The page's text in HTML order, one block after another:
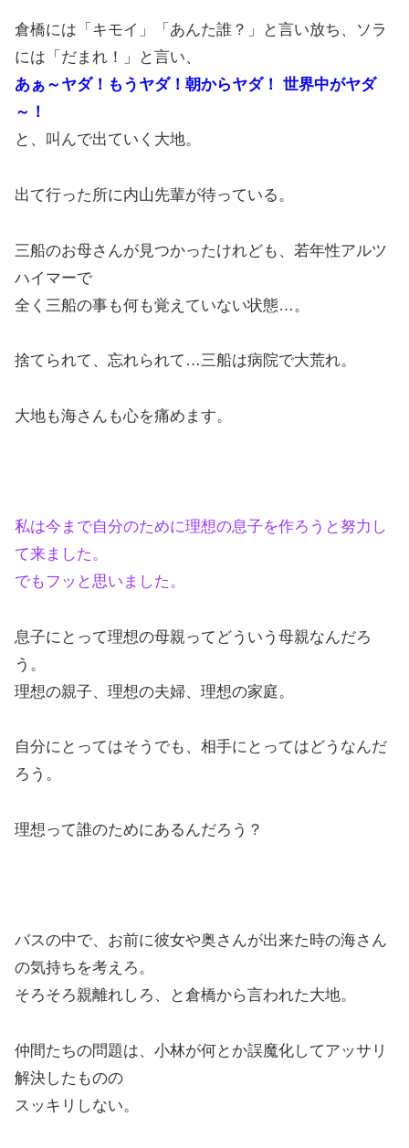
倉橋には「キモイ」「あんた誰？」と言い放ち、ソラ
には「だまれ！」と言い、
あぁ～ヤダ！もうヤダ！朝からヤダ！ 世界中がヤダ
～！
と、叫んで出ていく大地。
出て行った所に内山先輩が待っている。
三船のお母さんが見つかったけれども、若年性アルツ
ハイマーで
全く三船の事も何も覚えていない状態…。
捨てられて、忘れられて…三船は病院で大荒れ。
大地も海さんも心を痛めます。
私は今まで自分のために理想の息子を作ろうと努力し
て来ました。
でもフッと思いました。
息子にとって理想の母親ってどういう母親なんだろ
う。
理想の親子、理想の夫婦、理想の家庭。
自分にとってはそうでも、相手にとってはどうなんだ
ろう。
理想って誰のためにあるんだろう？
バスの中で、お前に彼女や奥さんが出来た時の海さん
の気持ちを考えろ。
そろそろ親離れしろ、と倉橋から言われた大地。
仲間たちの問題は、小林が何とか誤魔化してアッサリ
解決したものの
スッキリしない。